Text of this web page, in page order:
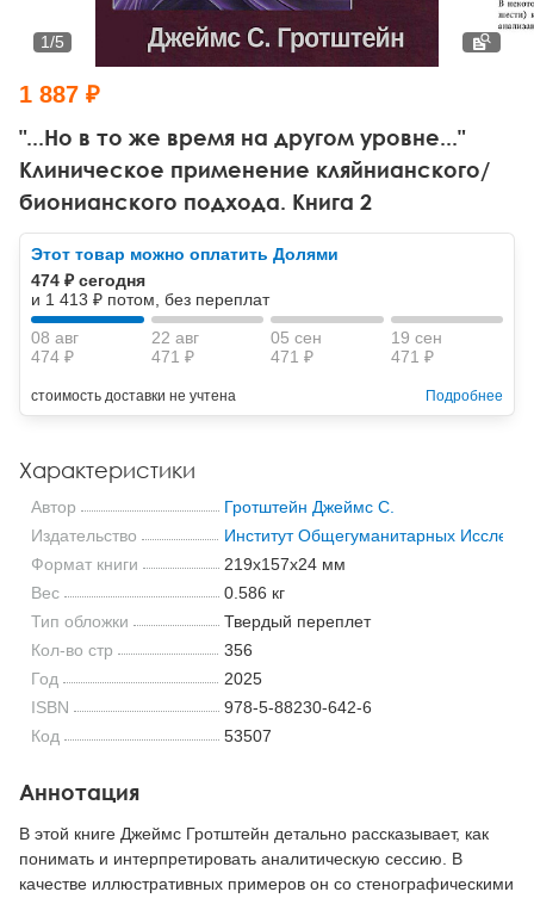
Тревожные расстройства, панические атаки
Другие направления психотерапии
Классический, эриксоновский гипноз и НЛП
НЛП
Психология труда и эргономика
Социальная психология
Социальная и организационная психология
Классический и юнгианский психоанализ
"...Но в то же время на другом уровне..."
Клиническое применение кляйнианского/
бионианского подхода. Книга 2
1/5
1 887 ₽
Этот товар можно оплатить Долями
474 ₽ сегодня
и 1 413 ₽ потом, без переплат
08 авг
474 ₽
22 авг
471 ₽
05 сен
471 ₽
19 сен
471 ₽
стоимость доставки не учтена Подробнее
Характеристики
Автор
Гротштейн Джеймс С.
Издательство
Институт Общегуманитарных
Формат книги
219x157x24 мм
Вес
0.586 кг
Тип обложки
Твердый переплет
Кол-во стр
356
Год
2025
ISBN
978-5-88230-642-6
Код
53507
Аннотация
В этой книге Джеймс Гротштейн детально рассказывает, как
понимать и интерпретировать аналитическую сессию. В
качестве иллюстративных примеров он со стенографическими